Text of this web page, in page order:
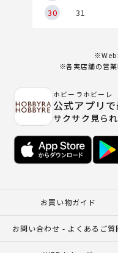
30
31
※Web
※各実店舗の営
ホビーラホビーレ
公式アプリ
サクサク見ら
お買い物ガイド
お問い合わせ - よくあるご質